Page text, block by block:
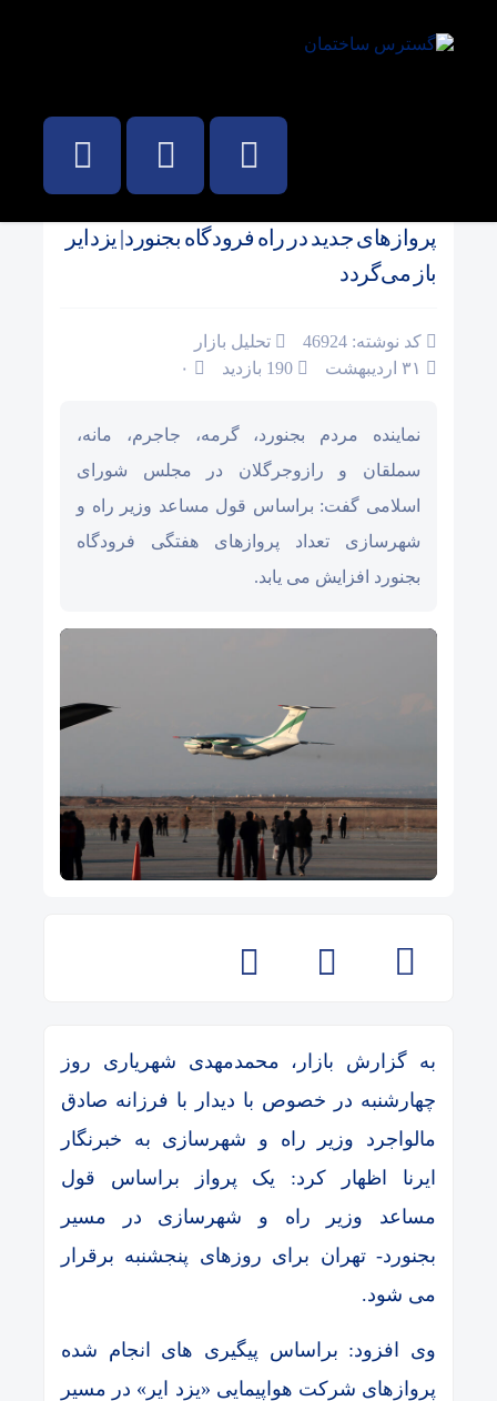
پروازهای جدید در راه فرودگاه بجنورد| یزدایر
باز می‌گردد
کد نوشته: 46924
تحلیل بازار
۰
نماینده مردم بجنورد، گرمه، جاجرم، مانه،
سملقان و رازوجرگلان در مجلس شورای
اسلامی گفت: براساس قول مساعد وزیر راه‌ و
شهرسازی تعداد پروازهای هفتگی فرودگاه
بجنورد افزایش می یابد.
به گزارش بازار، محمدمهدی شهریاری روز
چهارشنبه در خصوص با دیدار با فرزانه صادق
مالواجرد وزیر راه و شهرسازی به خبرنگار
ایرنا اظهار کرد: یک پرواز براساس قول
مساعد وزیر راه‌ و شهرسازی در مسیر
بجنورد- تهران برای روزهای پنجشنبه برقرار
می شود.
وی افزود: براساس پیگیری های انجام شده
پروازهای شرکت هواپیمایی «یزد ایر» در مسیر